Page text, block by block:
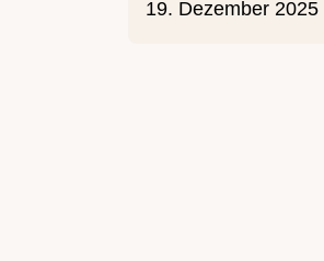
19. Dezember 2025